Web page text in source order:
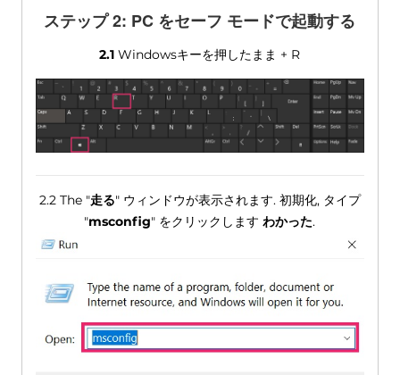
ステップ 2: PC をセーフ モードで起動する
2.1 Windowsキーを押したまま + R
2.2 The "走る" ウィンドウが表示されます. 初期化, タイプ
"msconfig" をクリックしますわかった.